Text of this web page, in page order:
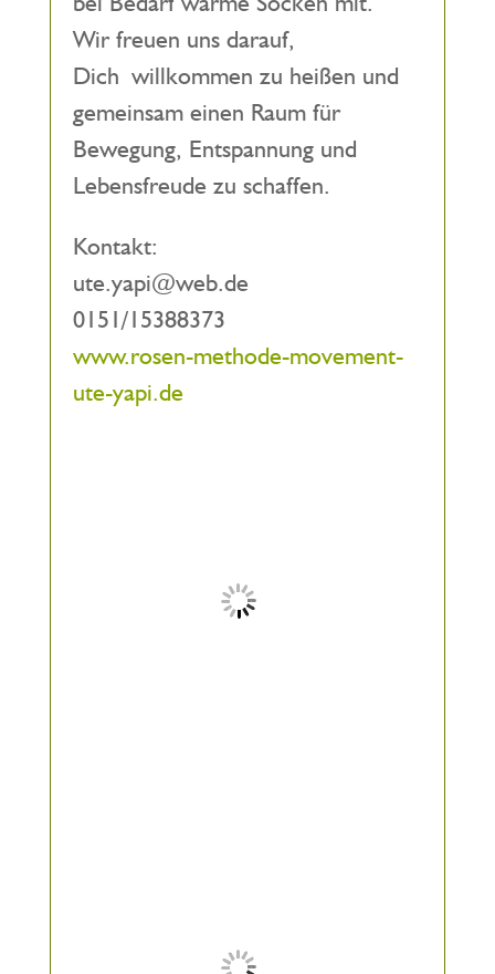
Wir freuen uns darauf,
Dich willkommen zu heißen und
gemeinsam einen Raum für
Bewegung, Entspannung und
Lebensfreude zu schaffen.
Kontakt:
ute.yapi@web.de
0151/15388373
www.rosen-methode-movement-
ute-yapi.de